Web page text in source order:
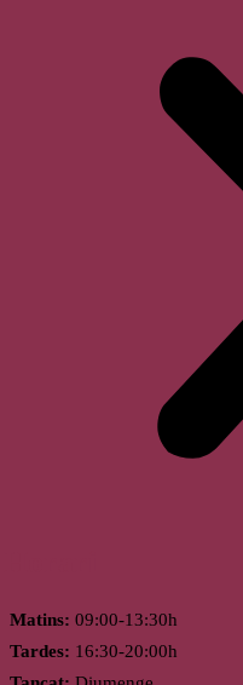
Matins: 09:00-13:30h
Tardes: 16:30-20:00h